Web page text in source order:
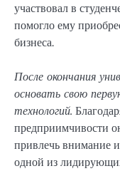
участвовал в
помогло ему
бизнеса.
После окончания
основать свою
технологий.
предприимчивости
привлечь внимание
одной из